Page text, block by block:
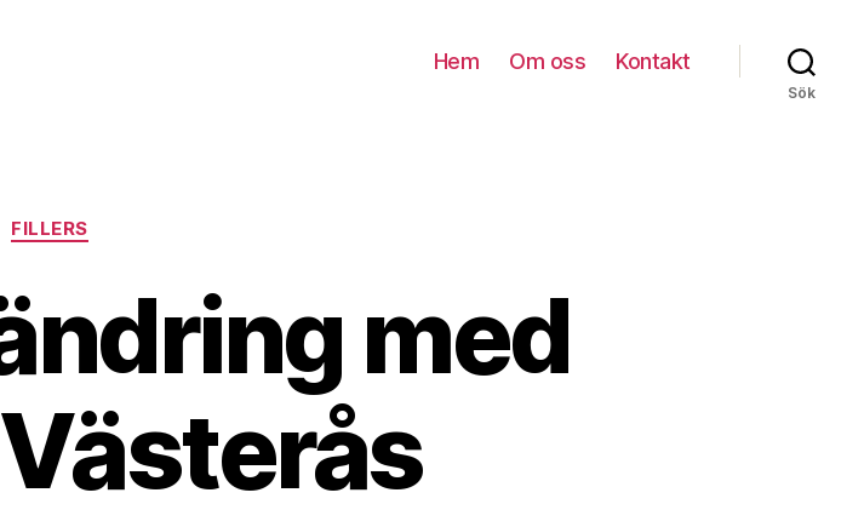
Hem Om oss Kontakt
Sök
Kategorier
FILLERS
med